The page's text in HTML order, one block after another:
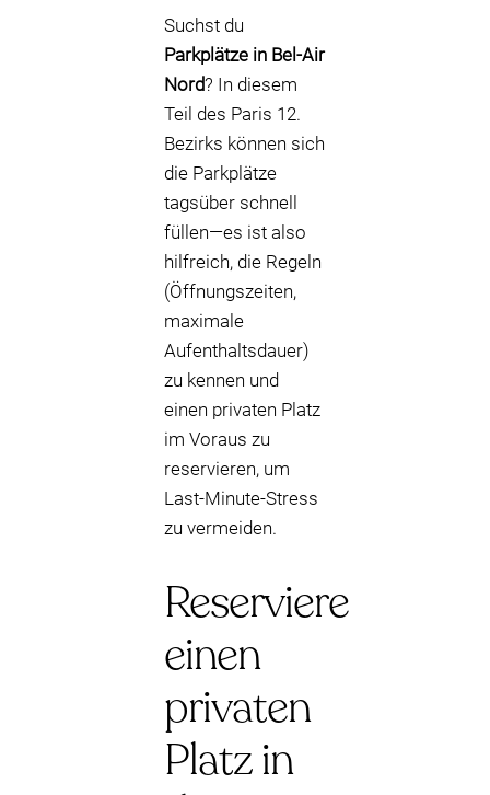
Suchst du
Parkplätze in Bel-Air
Nord? In diesem
Teil des Paris 12.
Bezirks können sich
die Parkplätze
tagsüber schnell
füllen—es ist also
hilfreich, die Regeln
(Öffnungszeiten,
maximale
Aufenthaltsdauer)
zu kennen und
einen privaten Platz
im Voraus zu
reservieren, um
Last-Minute-Stress
zu vermeiden.
Reserviere
einen
privaten
Platz in